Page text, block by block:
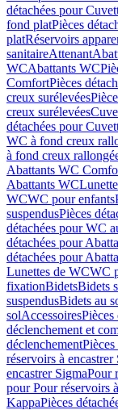
détachées pour
fond platPièces
platRéservoirs
sanitaireAttenant
WCAbattants WC
ComfortPièces
creux surélevées
creux surélevées
détachées pour
WC à fond creux
à fond creux
Abattants WC
Abattants WC
WCWC pour enfants
suspendusPièces
détachées pour WC
détachées pour
détachées pour
Lunettes de WCWC
fixationBidetsBidets
suspendusBidets au
solAccessoiresPièces
déclenchement et
déclenchement
réservoirs à encastrer
encastrer SigmaPour
pour Pour réservoirs
KappaPièces